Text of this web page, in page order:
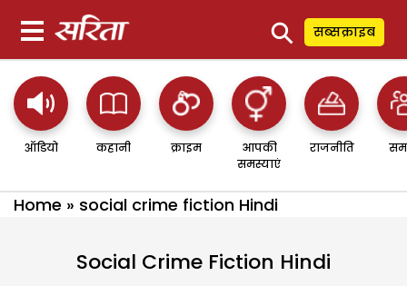
⚲ सब्सक्राइब
ऑडियो कहानी क्राइम
आपकी
समस्याएं
राजनीति
Home » social crime fiction Hindi
Social Crime Fiction Hindi